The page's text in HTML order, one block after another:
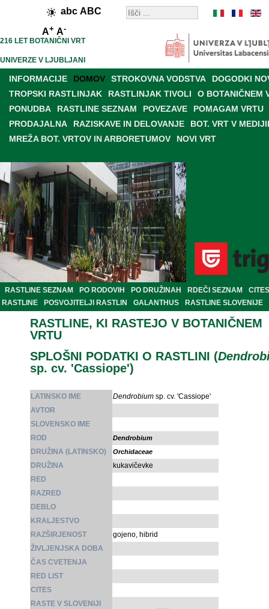
abc ABC
A+ A-
216 LET BOTANIČNI VRT
UNIVERZE V LJUBLJANI
INFORMACIJE DOMOV STROKOVNA VODSTVA
DOGODKI
TROPSKI RASTLINJAK
RASTLINJAK TIVOLI
O BOTANIČNEM
PONUDBA
RASTLINE SEZNAM POVEZAVE
POMAGAM VRTU
PRODAJALNA
RAZISKAVE IN DELOVANJE
BOT. VRT V
MREŽA BOT. VRTOV IN ARBORETUMOV
NOVI VRT
RASTLINE SEZNAM PO RODOVIH PO DRUŽINAH RDEČI SEZNAM
CITES
RASTLINE
POSVOJITELJI RASTLIN GALANTHUS RASTLINE SLOVENIJE
RASTLINE, KI RASTEJO V BOTANIČNEM
VRTU
SPLOŠNI PODATKI O RASTLINI (
sp. cv. 'Cassiope')
LATINSKO IME Dendrobium sp. cv. 'Cassiope'
AVTOR
SLOVENSKO IME
ROD
Dendrobium
DRUŽINA (LATINSKO) Orchidaceae
DRUŽINA
kukavičevke
RED
RAZRED
DEBLO
KRALJESTVO
RAZŠIRJENOST
gojeno, hibrid
ŽIVLJENJSKA DOBA
ČAS CVETENJA
RED LIST
CITES
RASTE V SLOVENIJI